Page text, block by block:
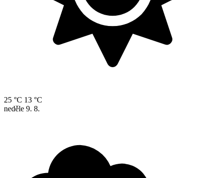
25 °C 13 °C
neděle 9. 8.